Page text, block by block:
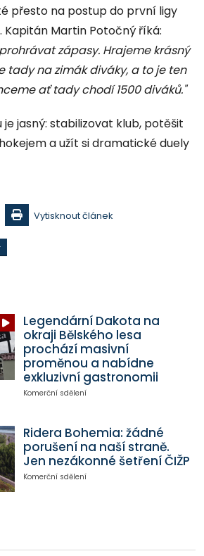
přesto na postup do první ligy
Martin Potočný říká:
zápasy. Hrajeme krásný
tady na zimák diváky, a to je ten
ať tady chodí 1500 diváků."
jasný: stabilizovat klub, potěšit
a užít si dramatické duely
Vytisknout článek
Legendární Dakota na
okraji Bělského lesa
prochází masivní
proměnou a nabídne
exkluzivní gastronomii
Komerční sdělení
Ridera Bohemia: žádné
porušení na naší straně.
Jen nezákonné šetření ČIŽP
Komerční sdělení